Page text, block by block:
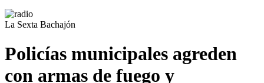
La Sexta Bachajón
Policías municipales agreden
con armas de fuego y